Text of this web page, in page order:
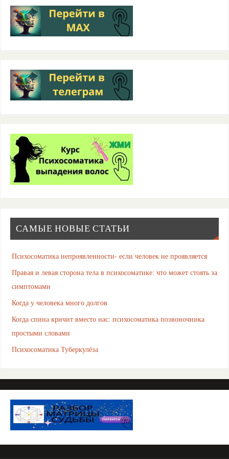
САМЫЕ НОВЫЕ СТАТЬИ
Психосоматика непроявленности- если человек не проявляется
Правая и левая сторона тела в психосоматике: что может стоять за
симптомами
Когда у человека много долгов
Когда спина кричит вместо нас: психосоматика позвоночника
простыми словами
Психосоматика Туберкулёза